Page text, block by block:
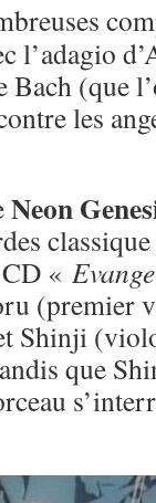
l’adagio
Bach (que
les
Neon
«
(premier
Shinji
que